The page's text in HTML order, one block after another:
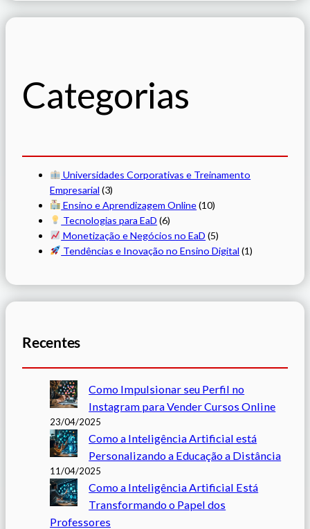
Categorias
Universidades Corporativas e Treinamento
Empresarial (3)
Ensino e Aprendizagem Online(10)
Tecnologias para EaD (6)
Monetização e Negócios no EaD (5)
Tendências e Inovação no Ensino Digital (1)
Recentes
Como Impulsionar seu Perfil no
Instagram para Vender Cursos Online
23/04/2025
Como a Inteligência Artificial está
Personalizando a Educação a Distância
11/04/2025
Como a Inteligência Artificial Está
Transformando o Papel dos
Professores